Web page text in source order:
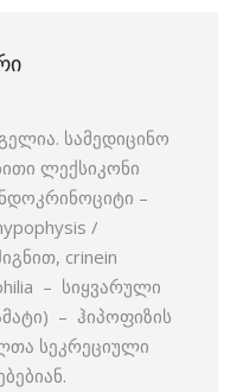
სამედიცინო
ლექსიკონი
–
/
crinein
– სიყვარული
– ჰიპოფიზის
სეკრეციული